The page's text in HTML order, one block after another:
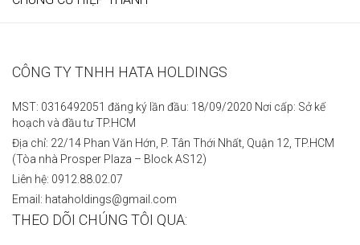
CÔNG TY TNHH HATA HOLDINGS
MST: 0316492051 đăng ký lần đầu: 18/09/2020 Nơi cấp: Sở kế
hoạch và đầu tư TP.HCM
Địa chỉ: 22/14 Phan Văn Hớn, P. Tân Thới Nhất, Quận 12, TP.HCM
(Tòa nhà Prosper Plaza – Block AS12)
Liên hệ: 0912.88.02.07
Email: hataholdings@gmail.com
THEO DÕI CHÚNG TÔI QUA: